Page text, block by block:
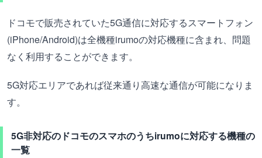
ドコモで販売されていた5G通信に対応するスマートフォン
(iPhone/Android)は全機種irumoの対応機種に含まれ、問題
なく利用することができます。
5G対応エリアであれば従来通り高速な通信が可能になりま
す。
5G非対応のドコモのスマホのうちirumoに対応する機種の
一覧